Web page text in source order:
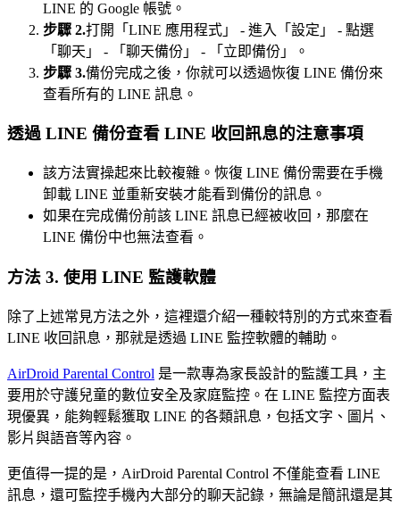
LINE 的 Google 帳號。
步驟 2.打開「LINE 應用程式」 - 進入「設定」 - 點選
「聊天」 - 「聊天備份」 - 「立即備份」。
步驟 3.備份完成之後，你就可以透過恢復 LINE 備份來
查看所有的 LINE 訊息。
透過 LINE 備份查看 LINE 收回訊息的注意事項
該方法實操起來比較複雜。恢復 LINE 備份需要在手機
卸載 LINE 並重新安裝才能看到備份的訊息。
如果在完成備份前該 LINE 訊息已經被收回，那麼在
LINE 備份中也無法查看。
方法 3. 使用 LINE 監護軟體
除了上述常見方法之外，這裡還介紹一種較特別的方式來查看
LINE 收回訊息，那就是透過 LINE 監控軟體的輔助。
AirDroid Parental Control 是一款專為家長設計的監護工具，主
要用於守護兒童的數位安全及家庭監控。在 LINE 監控方面表
現優異，能夠輕鬆獲取 LINE 的各類訊息，包括文字、圖片、
影片與語音等內容。
更值得一提的是，AirDroid Parental Control 不僅能查看 LINE
訊息，還可監控手機內大部分的聊天記錄，無論是簡訊還是其